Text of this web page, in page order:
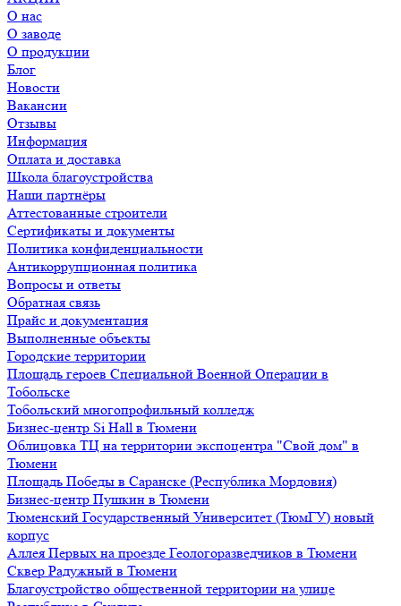
О нас
О заводе
О продукции
Блог
Новости
Вакансии
Отзывы
Информация
Оплата и доставка
Школа благоустройства
Наши партнёры
Аттестованные строители
Сертификаты и документы
Политика конфиденциальности
Антикоррупционная политика
Вопросы и ответы
Обратная связь
Прайс и документация
Выполненные объекты
Городские территории
Площадь героев Специальной Военной Операции в
Тобольске
Тобольский многопрофильный колледж
Бизнес-центр Si Hall в Тюмени
Облицовка ТЦ на территории экспоцентра "Свой дом" в
Тюмени
Площадь Победы в Саранске (Республика Мордовия)
Бизнес-центр Пушкин в Тюмени
Тюменский Государственный Университет (ТюмГУ) новый
корпус
Аллея Первых на проезде Геологоразведчиков в Тюмени
Сквер Радужный в Тюмени
Благоустройство общественной территории на улице